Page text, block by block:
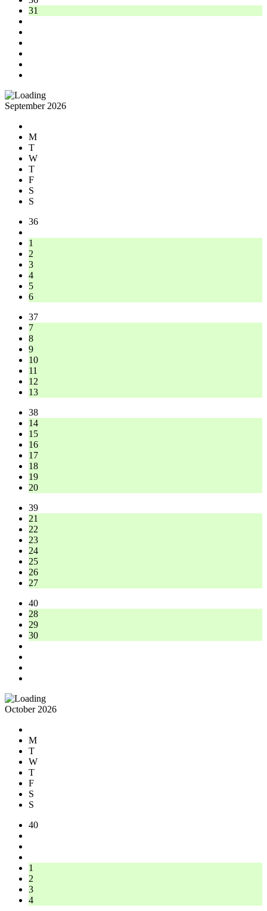
31
September 2026
M
T
W
T
F
S
S
36
1
2
3
4
5
6
37
7
8
9
10
11
12
13
38
14
15
16
17
18
19
20
39
21
22
23
24
25
26
27
40
28
29
30
October 2026
M
T
W
T
F
S
S
40
1
2
3
4